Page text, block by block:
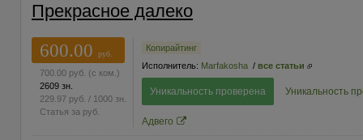
Прекрасное далеко
600.00
руб.
700.00 руб. (с ком.)
2609 зн.
229.97 руб. / 1000 зн.
Статья за руб.
Копирайтинг
Исполнитель: Marfakosha / все статьи
Уникальность проверена Уникальность
Адвего